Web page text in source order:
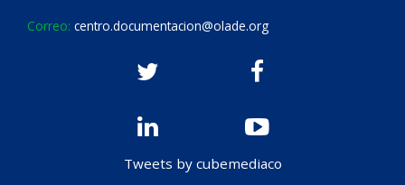
Correo: centro.documentacion@olade.org
Tweets by cubemediaco